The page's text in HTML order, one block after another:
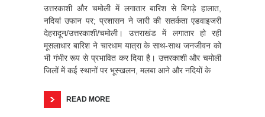
उत्तरकाशी और चमोली में लगातार बारिश से बिगड़े हालात,
नदियां उफान पर; प्रशासन ने जारी की सतर्कता एडवाइजरी
देहरादून/उत्तरकाशी/चमोली। उत्तराखंड में लगातार हो रही
मूसलाधार बारिश ने चारधाम यात्रा के साथ-साथ जनजीवन को
भी गंभीर रूप से प्रभावित कर दिया है। उत्तरकाशी और चमोली
जिलों में कई स्थानों पर भूस्खलन, मलबा आने और नदियों के
READ MORE